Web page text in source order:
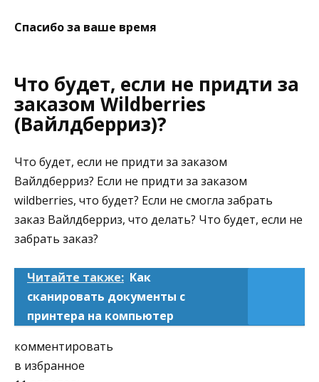
Спасибо за ваше время
Что будет, если не придти за
заказом Wildberries
(Вайлдберриз)?
Что будет, если не придти за заказом
Вайлдберриз? Если не придти за заказом
wildberries, что будет? Если не смогла забрать
заказ Вайлдберриз, что делать? Что будет, если не
забрать заказ?
Читайте также: Как
сканировать документы с
принтера на компьютер
комментировать
в избранное